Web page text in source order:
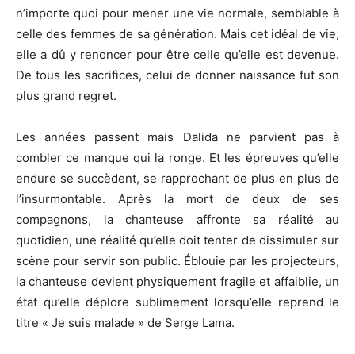
n’importe quoi pour mener une vie normale, semblable à
celle des femmes de sa génération. Mais cet idéal de vie,
elle a dû y renoncer pour être celle qu’elle est devenue.
De tous les sacrifices, celui de donner naissance fut son
plus grand regret.
Les années passent mais Dalida ne parvient pas à
combler ce manque qui la ronge. Et les épreuves qu’elle
endure se succèdent, se rapprochant de plus en plus de
l’insurmontable. Après la mort de deux de ses
compagnons, la chanteuse affronte sa réalité au
quotidien, une réalité qu’elle doit tenter de dissimuler sur
scène pour servir son public. Éblouie par les projecteurs,
la chanteuse devient physiquement fragile et affaiblie, un
état qu’elle déplore sublimement lorsqu’elle reprend le
titre « Je suis malade » de Serge Lama.